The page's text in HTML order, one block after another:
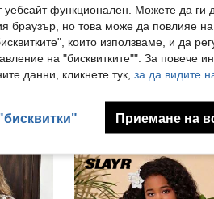
Също
уебсайт функционален. Можете да ги
браузър, но това може да повлияе
които използваме, и да
на "бисквитките"". За повече
данни, кликнете тук, за да видите
Приемане на